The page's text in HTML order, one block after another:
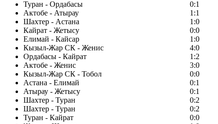
Туран - Ордабасы
0:1
Актобе - Атырау
1:1
Шахтер - Астана
1:0
Кайрат - Жетысу
0:0
Елимай - Кайсар
1:0
Кызыл-Жар СК - Женис
4:0
Ордабасы - Кайрат
1:2
Актобе - Женис
3:0
Кызыл-Жар СК - Тобол
0:0
Астана - Елимай
0:1
Атырау - Жетысу
0:1
Шахтер - Туран
0:2
Шахтер - Туран
0:2
Туран - Кайрат
0:0